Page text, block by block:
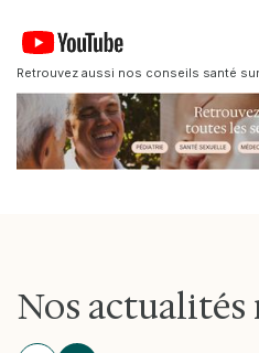
Retrouvez aussi nos conseils santé
Nos actualités